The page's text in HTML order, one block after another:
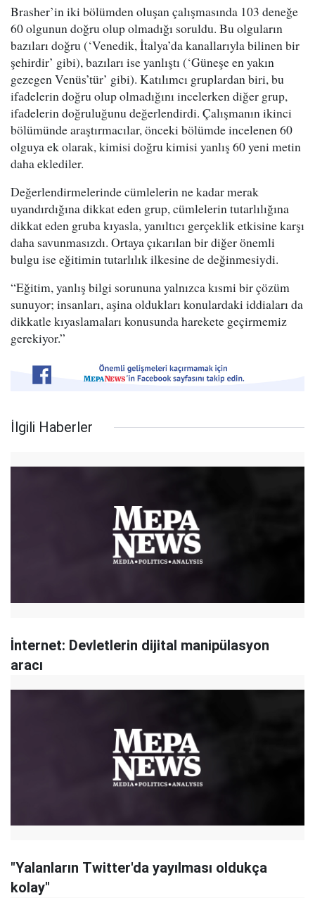
Brasher’in iki bölümden oluşan çalışmasında 103 deneğe
60 olgunun doğru olup olmadığı soruldu. Bu olguların
bazıları doğru (‘Venedik, İtalya’da kanallarıyla bilinen bir
şehirdir’ gibi), bazıları ise yanlıştı (‘Güneşe en yakın
gezegen Venüs’tür’ gibi). Katılımcı gruplardan biri, bu
ifadelerin doğru olup olmadığını incelerken diğer grup,
ifadelerin doğruluğunu değerlendirdi. Çalışmanın ikinci
bölümünde araştırmacılar, önceki bölümde incelenen 60
olguya ek olarak, kimisi doğru kimisi yanlış 60 yeni metin
daha eklediler.
Değerlendirmelerinde cümlelerin ne kadar merak
uyandırdığına dikkat eden grup, cümlelerin tutarlılığına
dikkat eden gruba kıyasla, yanıltıcı gerçeklik etkisine karşı
daha savunmasızdı. Ortaya çıkarılan bir diğer önemli
bulgu ise eğitimin tutarlılık ilkesine de değinmesiydi.
“Eğitim, yanlış bilgi sorununa yalnızca kısmi bir çözüm
sunuyor; insanları, aşina oldukları konulardaki iddiaları da
dikkatle kıyaslamaları konusunda harekete geçirmemiz
gerekiyor.”
İlgili Haberler
İnternet: Devletlerin dijital manipülasyon
aracı
"Yalanların Twitter'da yayılması oldukça
kolay"